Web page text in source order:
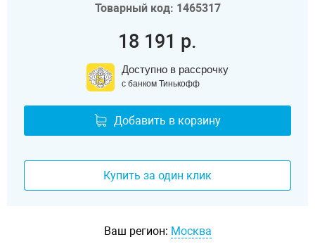
Товарный код: 1465317
18 191 р.
Доступно в рассрочку
с банком Тинькофф
Добавить в корзину
Купить за один клик
Ваш регион: Москва